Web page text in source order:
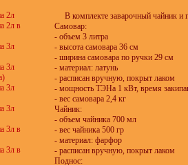
2л
2л в
3л
3л
3л
3л
3л в
3л в
В комплекте заварочный чайник и
Самовар:
- объем 3 литра
- высота самовара 36 см
- ширина самовара по ручки 29 см
- материал: латунь
- расписан вручную, покрыт лаком
- мощность ТЭНа 1 кВт, время
- вес самовара 2,4 кг
Чайник:
- объем чайника 700 мл
- вес чайника 500 гр
- материал: фарфор
- расписан вручную, покрыт лаком
Поднос: